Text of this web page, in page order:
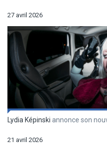
27 avril 2026
Lydia Képinski annonce son
21 avril 2026